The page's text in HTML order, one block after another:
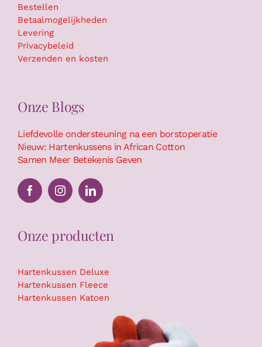
Bestellen
Betaalmogelijkheden
Levering
Privacybeleid
Verzenden en kosten
Onze Blogs
Liefdevolle ondersteuning na een borstoperatie
Nieuw: Hartenkussens in African Cotton
Samen Meer Betekenis Geven
Onze producten
Hartenkussen Deluxe
Hartenkussen Fleece
Hartenkussen Katoen